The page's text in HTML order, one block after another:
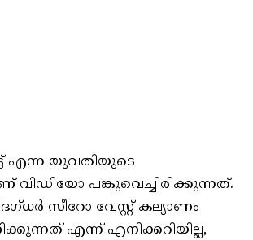
എന്ന യുവതിയുടെ
വിഡിയോ പങ്കുവെച്ചിരിക്കുന്നത്.
സീറോ വേസ്റ്റ് കല്യാണം
എന്ന് എനിക്കറിയില്ല,